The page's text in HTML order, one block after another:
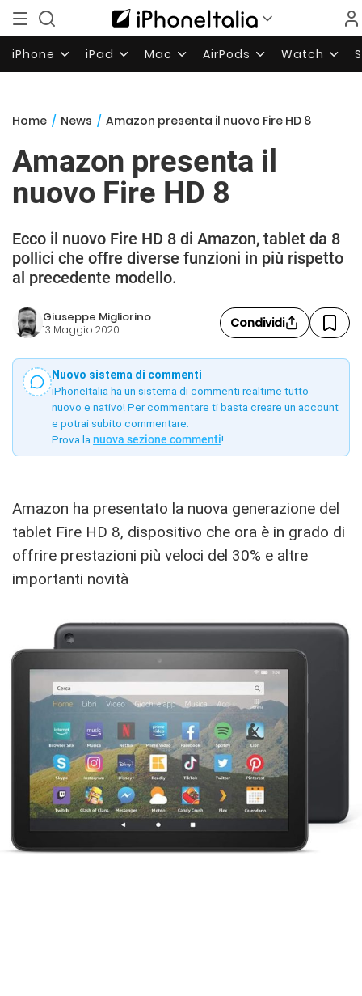
iPhone iPad Mac AirPods Watch
Home / News / Amazon presenta il nuovo Fire HD 8
Amazon presenta il
nuovo Fire HD 8
Ecco il nuovo Fire HD 8 di Amazon, tablet da 8
pollici che offre diverse funzioni in più rispetto
al precedente modello.
Giuseppe Migliorino
13 Maggio 2020 Condividi
Nuovo sistema di commenti
iPhoneItalia ha un sistema di commenti realtime tutto
nuovo e nativo! Per commentare ti basta creare un account
e potrai subito commentare.
Prova la nuova sezione commenti!
Amazon ha presentato la nuova generazione del
tablet Fire HD 8, dispositivo che ora è in grado di
offrire prestazioni più veloci del 30% e altre
importanti novità